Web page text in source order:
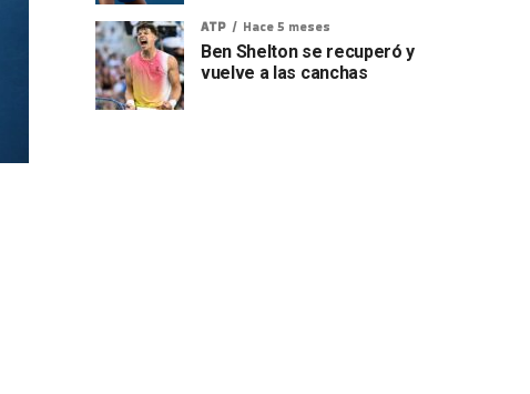
ATP Hace 5 meses
Ben Shelton se recuperó y
vuelve a las canchas